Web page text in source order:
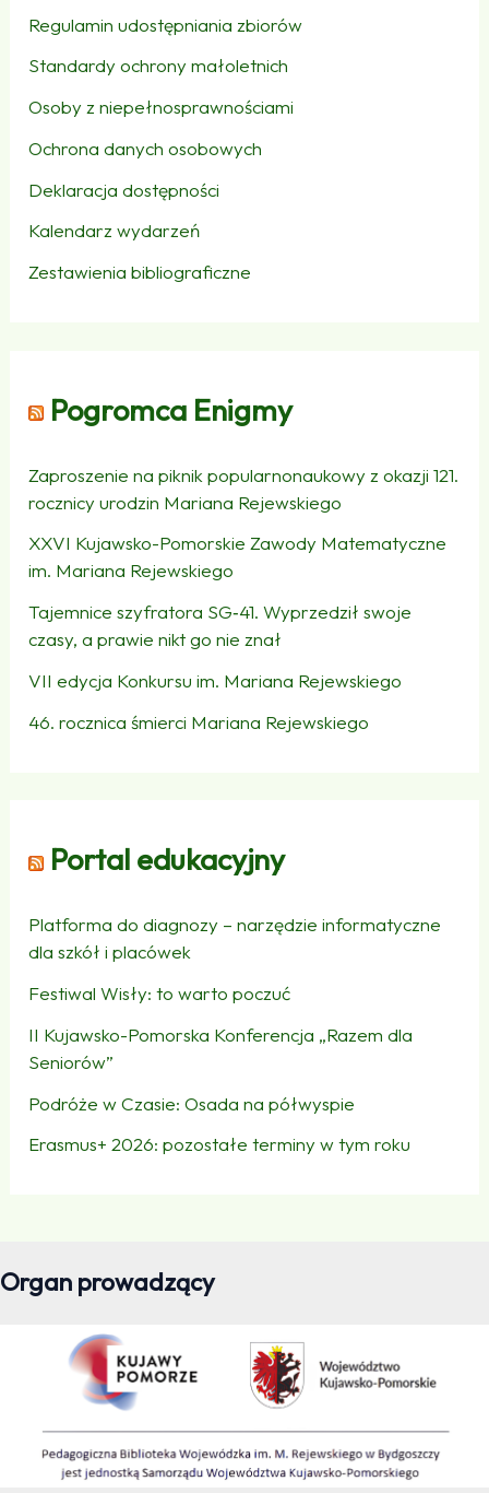
Regulamin udostępniania zbiorów
Standardy ochrony małoletnich
Osoby z niepełnosprawnościami
Ochrona danych osobowych
Deklaracja dostępności
Kalendarz wydarzeń
Zestawienia bibliograficzne
Pogromca Enigmy
Zaproszenie na piknik popularnonaukowy z okazji 121.
rocznicy urodzin Mariana Rejewskiego
XXVI Kujawsko-Pomorskie Zawody Matematyczne
im. Mariana Rejewskiego
Tajemnice szyfratora SG‑41. Wyprzedził swoje
czasy, a prawie nikt go nie znał
VII edycja Konkursu im. Mariana Rejewskiego
46. rocznica śmierci Mariana Rejewskiego
Portal edukacyjny
Platforma do diagnozy – narzędzie informatyczne
dla szkół i placówek
Festiwal Wisły: to warto poczuć
II Kujawsko-Pomorska Konferencja „Razem dla
Seniorów”
Podróże w Czasie: Osada na półwyspie
Erasmus+ 2026: pozostałe terminy w tym roku
Organ prowadzący